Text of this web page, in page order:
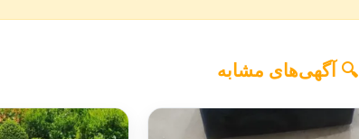
🔍 آگهی‌های مشابه